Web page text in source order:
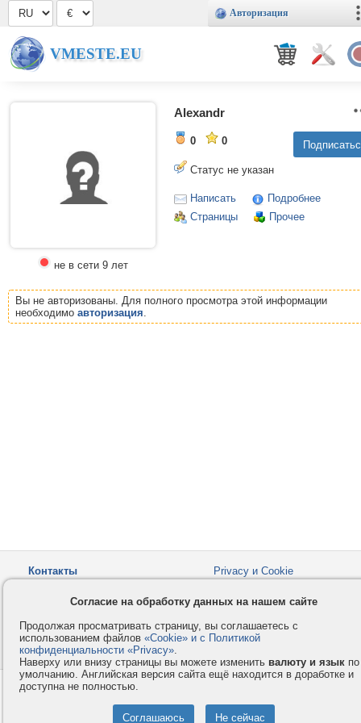
Авторизация
VMESTE.EU
не в сети 9 лет
Alexandr
0 0
Статус не указан
Написать
Подробнее
Страницы
Прочее
Вы не авторизованы. Для полного просмотра этой информации
необходимо авторизация.
Контакты
Privacy и Cookie
Как оплатить
Форумы
© 2008-2026VMESTE.EU
Согласие на обработку данных на нашем сайте
Продолжая просматривать страницу, вы соглашаетесь с
использованием файлов «Cookie» и с Политикой
конфиденциальности «Privacy».
Наверху или внизу страницы вы можете изменить валюту и язык по
умолчанию. Английская версия сайта ещё находится в доработке и
доступна не полностью.